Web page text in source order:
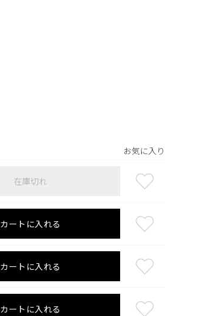
お気に入り
在庫切れ
カートに入れる
カートに入れる
カートに入れる